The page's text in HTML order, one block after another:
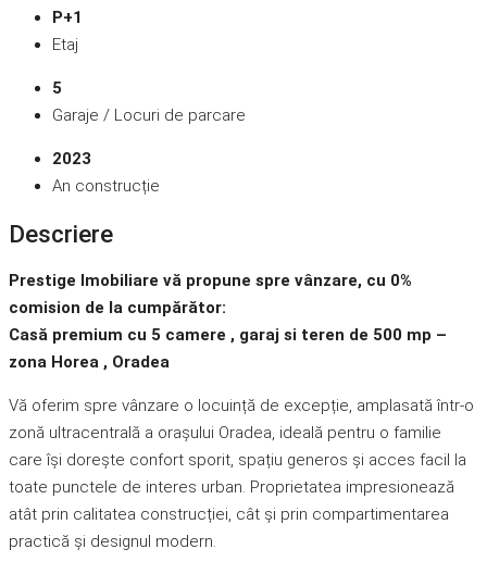
P+1
Etaj
5
Garaje / Locuri de parcare
2023
An construcție
Descriere
Prestige Imobiliare vă propune spre vânzare, cu 0%
comision de la cumpărător:
Casă premium cu 5 camere , garaj si teren de 500 mp –
zona Horea , Oradea
Vă oferim spre vânzare o locuință de excepție, amplasată într-o
zonă ultracentrală a orașului Oradea, ideală pentru o familie
care își dorește confort sporit, spațiu generos și acces facil la
toate punctele de interes urban. Proprietatea impresionează
atât prin calitatea construcției, cât și prin compartimentarea
practică și designul modern.